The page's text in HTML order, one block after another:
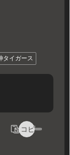
タイガース
コピー